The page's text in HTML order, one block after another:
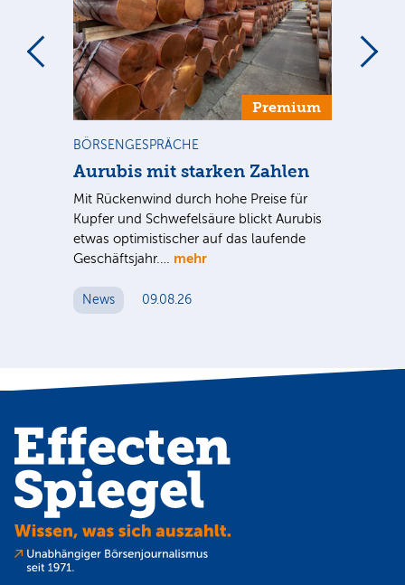
Premium
BÖRSENGESPRÄCHE
Aurubis mit starken Zahlen
Mit Rückenwind durch hohe Preise für
Kupfer und Schwefelsäure blickt Aurubis
etwas optimistischer auf das laufende
Geschäftsjahr.… mehr
News 09.08.26